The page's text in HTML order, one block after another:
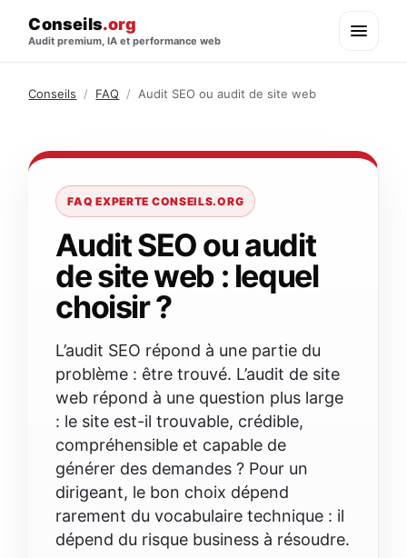
Conseils.org
Audit premium, IA et performance web
Conseils / FAQ / Audit SEO ou audit de site web
FAQ EXPERTE CONSEILS.ORG
Audit SEO ou audit
de site web : lequel
choisir ?
L’audit SEO répond à une partie du
problème : être trouvé. L’audit de site
web répond à une question plus large
: le site est-il trouvable, crédible,
compréhensible et capable de
générer des demandes ? Pour un
dirigeant, le bon choix dépend
rarement du vocabulaire technique : il
dépend du risque business à résoudre.